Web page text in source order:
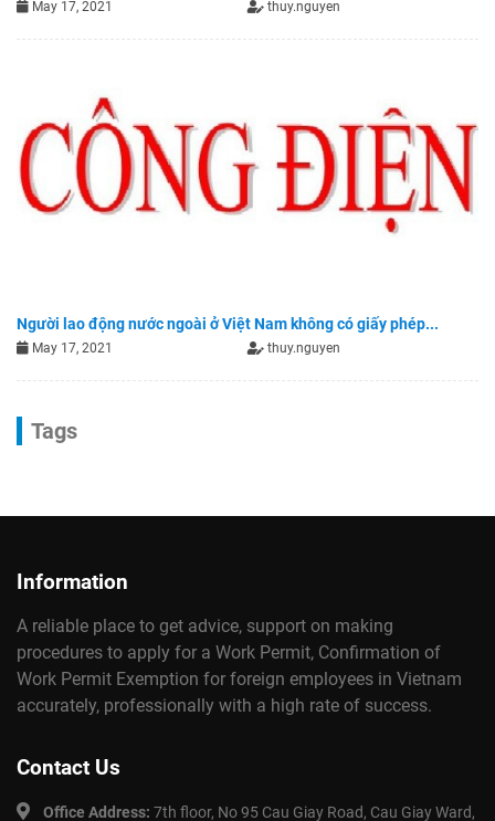
May 17, 2021 thuy.nguyen
Người lao động nước ngoài ở Việt Nam không có giấy phép...
May 17, 2021 thuy.nguyen
Tags
Information
A reliable place to get advice, support on making
procedures to apply for a Work Permit, Confirmation of
Work Permit Exemption for foreign employees in Vietnam
accurately, professionally with a high rate of success.
Contact Us
Office Address: 7th floor, No 95 Cau Giay Road, Cau Giay Ward,